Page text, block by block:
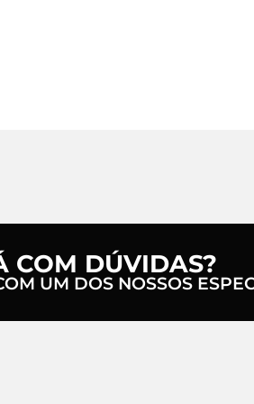
COM DÚVIDAS?
UM DOS NOSSOS